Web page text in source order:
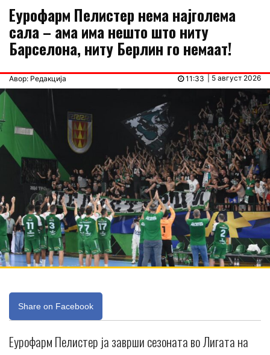
Еурофарм Пелистер нема најголема
сала – ама има нешто што ниту
Барселона, ниту Берлин го немаат!
Авор: Редакција | 5 август 2026
11:33
Share on Facebook
Еурофарм Пелистер ја заврши сезоната во Лигата на